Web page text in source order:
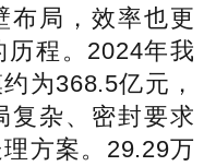
布局，效率也更
程。2024年我
为368.5亿元，
复杂、密封要求
方案。29.29万